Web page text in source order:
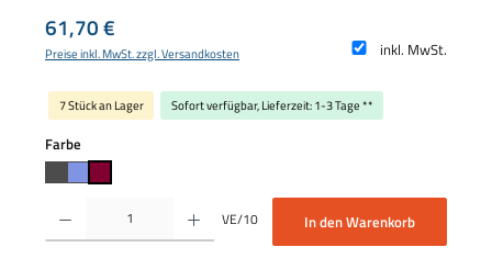
Regulärer Preis:
61,70 €
inkl. MwSt.
Preise inkl. MwSt. zzgl. Versandkosten
7 Stück an Lager Sofort verfügbar, Lieferzeit: 1-3 Tage **
Farbe
Produkt Anzahl: Gib den gewünschten Wert ein oder benutze die Schaltflächen um
VE/10 In den Warenkorb